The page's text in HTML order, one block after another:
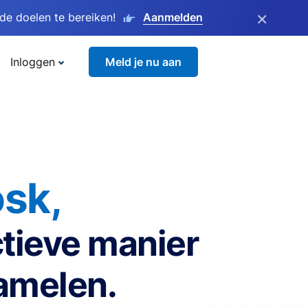
doelen te bereiken! Aanmelden ×
Inloggen Meld je nu aan
manier